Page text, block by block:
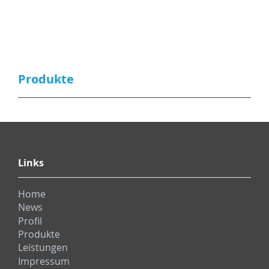
Produkte
Links
Home
News
Profil
Produkte
Leistungen
Impressum